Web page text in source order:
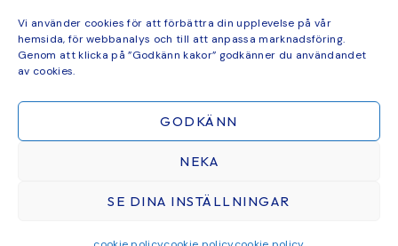
Vi använder cookies för att förbättra din upplevelse på vår
hemsida, för webbanalys och till att anpassa marknadsföring.
Genom att klicka på ”Godkänn kakor” godkänner du användandet
av cookies.
GODKÄNN
NEKA
SE DINA INSTÄLLNINGAR
Kurser
Måleri
mina favorit recept
Mönster
ÅTERFÖRSÄLJARE & SAMARBETEN
© 2026 STUDIO KURBITS · THEME BY17TH AVENUE